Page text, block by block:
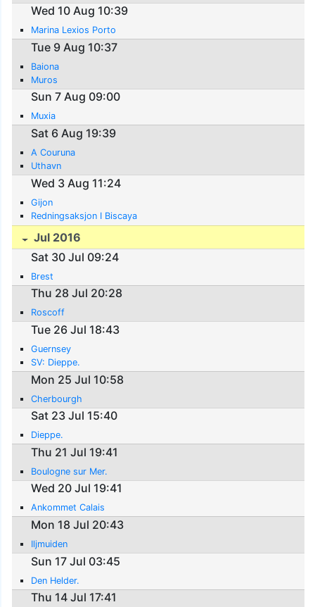
Wed 10 Aug 10:39
Marina Lexios Porto
Tue 9 Aug 10:37
Baiona
Muros
Sun 7 Aug 09:00
Muxia
Sat 6 Aug 19:39
A Couruna
Uthavn
Wed 3 Aug 11:24
Gijon
Redningsaksjon I Biscaya
Jul 2016
Sat 30 Jul 09:24
Brest
Thu 28 Jul 20:28
Roscoff
Tue 26 Jul 18:43
Guernsey
SV: Dieppe.
Mon 25 Jul 10:58
Cherbourgh
Sat 23 Jul 15:40
Dieppe.
Thu 21 Jul 19:41
Boulogne sur Mer.
Wed 20 Jul 19:41
Ankommet Calais
Mon 18 Jul 20:43
Iljmuiden
Sun 17 Jul 03:45
Den Helder.
Thu 14 Jul 17:41